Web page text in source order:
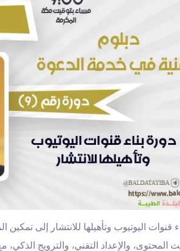
قنوات اليوتيوب وتأهيلها للانتشار إلى تمكين
المحتوى، والإعداد التقني، والترويج الذكي،